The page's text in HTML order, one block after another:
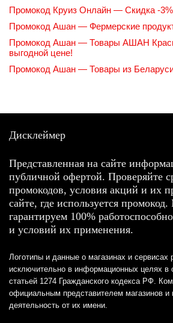
Промокод Круиз Онлайн — Скидка -
Промокод Ашан — Фермерские
Промокод Ашан — Товары АШАН
выгодной цене!
Промокод Ашан — Товары из
Дисклеймер
Представленная на сайте
публичной офертой. Проверяйте
промокодов, условия акций и их
сайте, где используется
гарантируем 100%
и условий их применения.
Логотипы и данные о магазинах и
исключительно в информационных целях в
статьей 1274 Гражданского кодекса РФ.
официальным представителем магазинов и
деятельность от их имени.